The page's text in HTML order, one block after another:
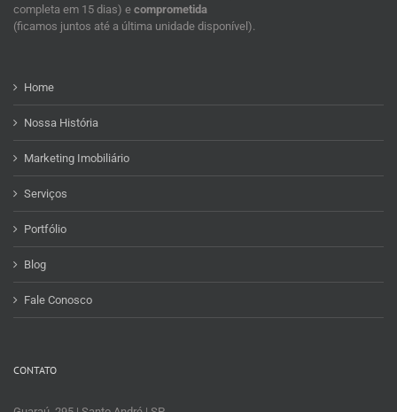
completa em 15 dias) e comprometida
(ficamos juntos até a última unidade disponível).
Home
Nossa História
Marketing Imobiliário
Serviços
Portfólio
Blog
Fale Conosco
CONTATO